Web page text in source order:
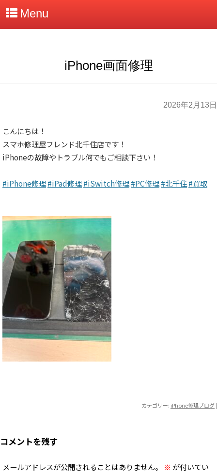
Menu
iPhone画面修理
2026年2月13日
こんにちは！
スマホ修理屋フレンド北千住店です！
iPhoneの故障やトラブル何でもご相談下さい！
#iPhone修理#iPad修理#iSwitch修理#PC修理#北千住#買取
カテゴリー: iPhone修理ブログ|
コメントを残す
メールアドレスが公開されることはありません。 ※ が付いてい